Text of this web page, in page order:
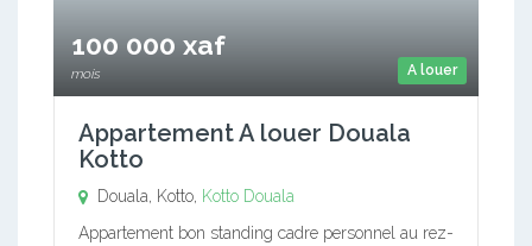
A louer
100 000 xaf
mois
Appartement A louer Douala
Kotto
Douala, Kotto, Kotto Douala
Appartement bon standing cadre personnel au rez-